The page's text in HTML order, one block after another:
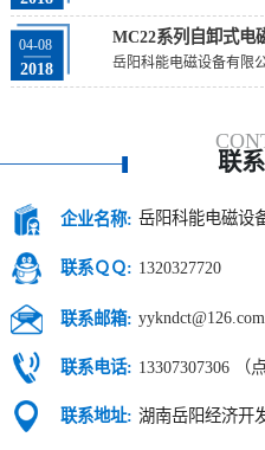
04-08
2018
MC22系列自卸式电
岳阳科能电磁设备有限
联
企业名称: 岳阳科能电磁设
联系ＱＱ: 1320327720
联系邮箱: yykndct@126.com
联系电话: 13307307306 （
联系地址: 湖南岳阳经济开